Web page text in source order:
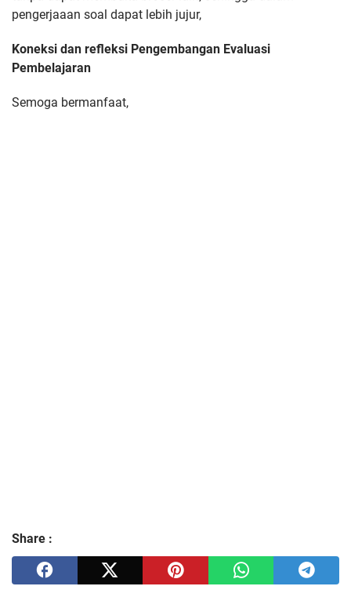
pengerjaaan soal dapat lebih jujur,
Koneksi dan refleksi Pengembangan Evaluasi
Pembelajaran
Semoga bermanfaat,
Share :